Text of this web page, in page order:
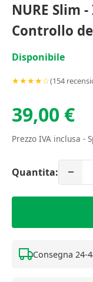
NURE Slim
Controllo
Disponibile
★★★★☆(154
39,00 €
Prezzo IVA inclusa -
Quantita: −
Consegna 24-